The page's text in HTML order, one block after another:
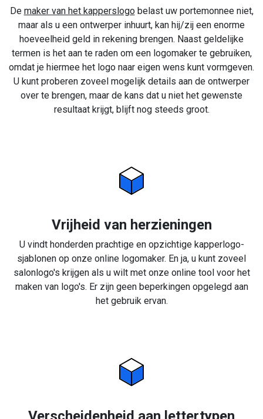
De maker van het kapperslogobelast uw portemonnee niet,
maar als u een ontwerper inhuurt, kan hij/zij een enorme
hoeveelheid geld in rekening brengen. Naast geldelijke
termen is het aan te raden om een logomaker te gebruiken,
omdat je hiermee het logo naar eigen wens kunt vormgeven.
U kunt proberen zoveel mogelijk details aan de ontwerper
over te brengen, maar de kans dat u niet het gewenste
resultaat krijgt, blijft nog steeds groot.
Vrijheid van herzieningen
U vindt honderden prachtige en opzichtige kapperlogo-
sjablonen op onze online logomaker. En ja, u kunt zoveel
salonlogo's krijgen als u wilt met onze online tool voor het
maken van logo's. Er zijn geen beperkingen opgelegd aan
het gebruik ervan.